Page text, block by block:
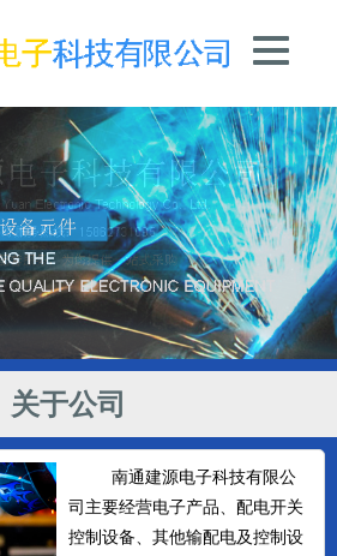
关于公司
南通建源电子科技有限公
司主要经营电子产品、配电开关
控制设备、其他输配电及控制设